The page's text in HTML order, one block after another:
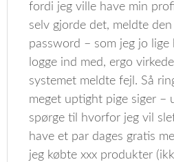
fordi jeg ville have min
selv gjorde det, meldte
password – som jeg jo
logge ind med, ergo
systemet meldte fejl. Så
meget uptight pige siger –
spørge til hvorfor jeg vil
have et par dages gratis
jeg købte xxx produkter